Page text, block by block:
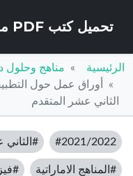
تحميل كتب PDF مجانا – كتب كو
الرئيسية
مناهج وحلول
أوراق عمل حول
الثاني عشر المتقدم
#2021/2022
#المناهج الاماراتية